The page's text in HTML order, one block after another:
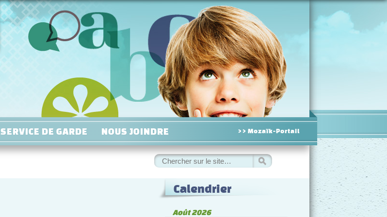
SERVICE DE GARDE NOUS JOINDRE >> Mozaïk-Portail
Rechercher
:
Calendrier
Août 2026